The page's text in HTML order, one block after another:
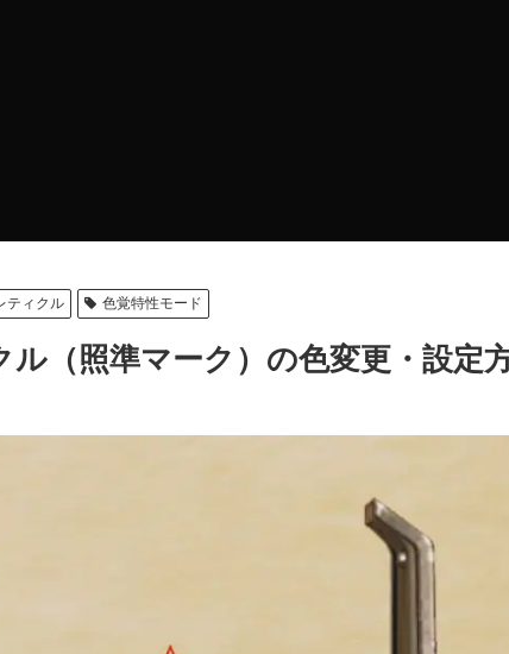
ティクル 色覚特性モード
ル（照準マーク）の色変更・設定